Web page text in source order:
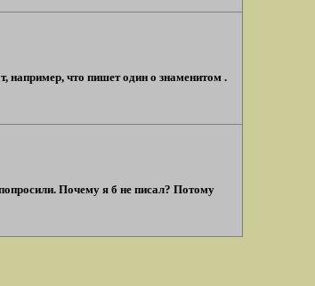
например, что пишет один о знаменитом .
Почему я б не писал? Потому